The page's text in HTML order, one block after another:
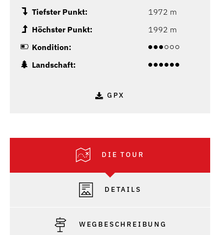
Tiefster Punkt:
1972 m
Höchster Punkt:
1992 m
Kondition:
Landschaft:
GPX
DIE TOUR
DETAILS
WEGBESCHREIBUNG